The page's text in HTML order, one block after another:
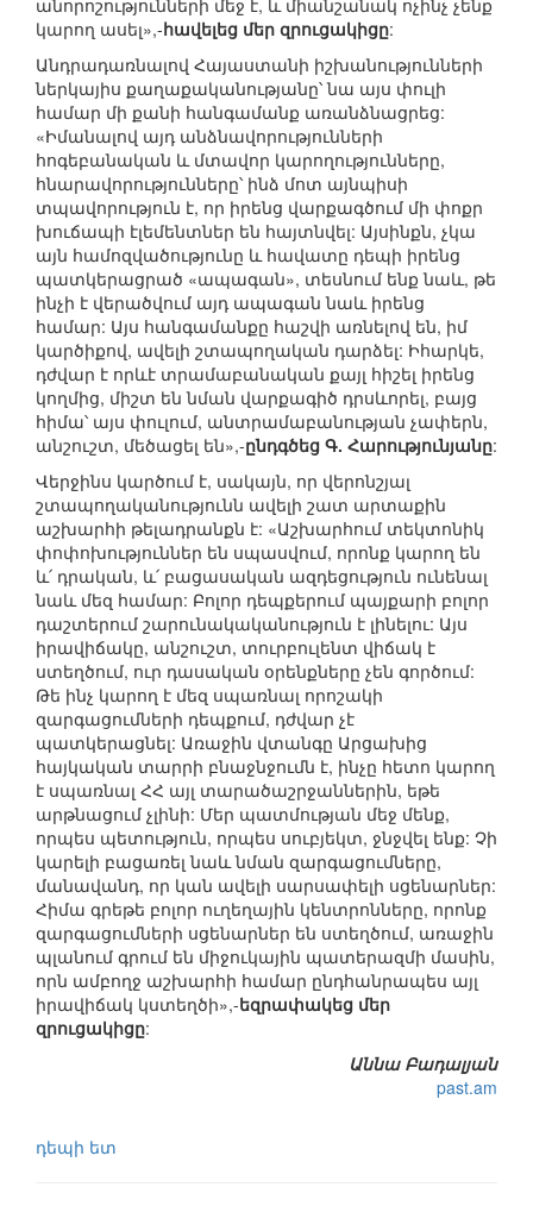
անորոշությունների մեջ է, և միանշանակ ոչինչ չենք
կարող ասել»,-հավելեց մեր զրուցակիցը:
Անդրադառնալով Հայաստանի իշխանությունների
ներկայիս քաղաքականությանը՝ նա այս փուլի
համար մի քանի հանգամանք առանձնացրեց:
«Իմանալով այդ անձնավորությունների
հոգեբանական և մտավոր կարողությունները,
հնարավորությունները՝ ինձ մոտ այնպիսի
տպավորություն է, որ իրենց վարքագծում մի փոքր
խուճապի էլեմենտներ են հայտնվել: Այսինքն, չկա
այն համոզվածությունը և հավատը դեպի իրենց
պատկերացրած «ապագան», տեսնում ենք նաև, թե
ինչի է վերածվում այդ ապագան նաև իրենց
համար: Այս հանգամանքը հաշվի առնելով են, իմ
կարծիքով, ավելի շտապողական դարձել: Իհարկե,
դժվար է որևէ տրամաբանական քայլ հիշել իրենց
կողմից, միշտ են նման վարքագիծ դրսևորել, բայց
հիմա՝ այս փուլում, անտրամաբանության չափերն,
անշուշտ, մեծացել են»,-ընդգծեց Գ. Հարությունյանը:
Վերջինս կարծում է, սակայն, որ վերոնշյալ
շտապողականությունն ավելի շատ արտաքին
աշխարհի թելադրանքն է: «Աշխարհում տեկտոնիկ
փոփոխություններ են սպասվում, որոնք կարող են
և՛ դրական, և՛ բացասական ազդեցություն ունենալ
նաև մեզ համար: Բոլոր դեպքերում պայքարի բոլոր
դաշտերում շարունակականություն է լինելու: Այս
իրավիճակը, անշուշտ, տուրբուլենտ վիճակ է
ստեղծում, ուր դասական օրենքները չեն գործում:
Թե ինչ կարող է մեզ սպառնալ որոշակի
զարգացումների դեպքում, դժվար չէ
պատկերացնել: Առաջին վտանգը Արցախից
հայկական տարրի բնաջնջումն է, ինչը հետո կարող
է սպառնալ ՀՀ այլ տարածաշրջաններին, եթե
արթնացում չլինի: Մեր պատմության մեջ մենք,
որպես պետություն, որպես սուբյեկտ, ջնջվել ենք: Չի
կարելի բացառել նաև նման զարգացումները,
մանավանդ, որ կան ավելի սարսափելի սցենարներ:
Հիմա գրեթե բոլոր ուղեղային կենտրոնները, որոնք
զարգացումների սցենարներ են ստեղծում, առաջին
պլանում գրում են միջուկային պատերազմի մասին,
որն ամբողջ աշխարհի համար ընդհանրապես այլ
իրավիճակ կստեղծի»,-եզրափակեց մեր
զրուցակիցը:
Աննա Բադալյան
past.am
դեպի ետ